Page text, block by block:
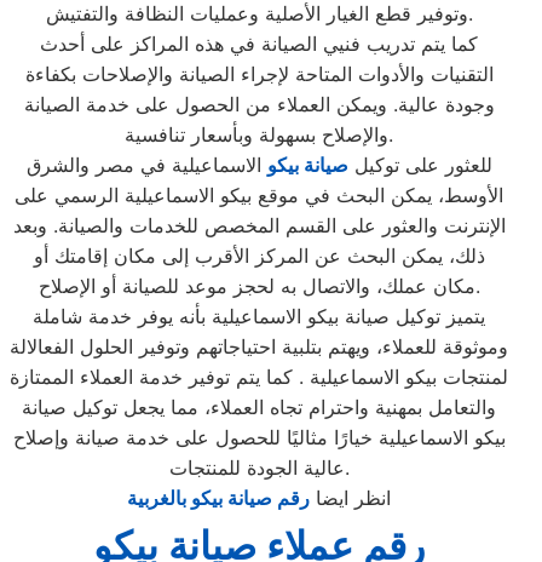
وتوفير قطع الغيار الأصلية وعمليات النظافة والتفتيش.
كما يتم تدريب فنيي الصيانة في هذه المراكز على أحدث
التقنيات والأدوات المتاحة لإجراء الصيانة والإصلاحات بكفاءة
وجودة عالية. ويمكن العملاء من الحصول على خدمة الصيانة
والإصلاح بسهولة وبأسعار تنافسية.
للعثور على توكيل صيانة بيكو الاسماعيلية في مصر والشرق
الأوسط، يمكن البحث في موقع بيكو الاسماعيلية الرسمي على
الإنترنت والعثور على القسم المخصص للخدمات والصيانة. وبعد
ذلك، يمكن البحث عن المركز الأقرب إلى مكان إقامتك أو
مكان عملك، والاتصال به لحجز موعد للصيانة أو الإصلاح.
يتميز توكيل صيانة بيكو الاسماعيلية بأنه يوفر خدمة شاملة
وموثوقة للعملاء، ويهتم بتلبية احتياجاتهم وتوفير الحلول الفعالالة
لمنتجات بيكو الاسماعيلية . كما يتم توفير خدمة العملاء الممتازة
والتعامل بمهنية واحترام تجاه العملاء، مما يجعل توكيل صيانة
بيكو الاسماعيلية خيارًا مثاليًا للحصول على خدمة صيانة وإصلاح
عالية الجودة للمنتجات.
انظر ايضا رقم صيانة بيكو بالغربية
رقم عملاء صيانة بيكو